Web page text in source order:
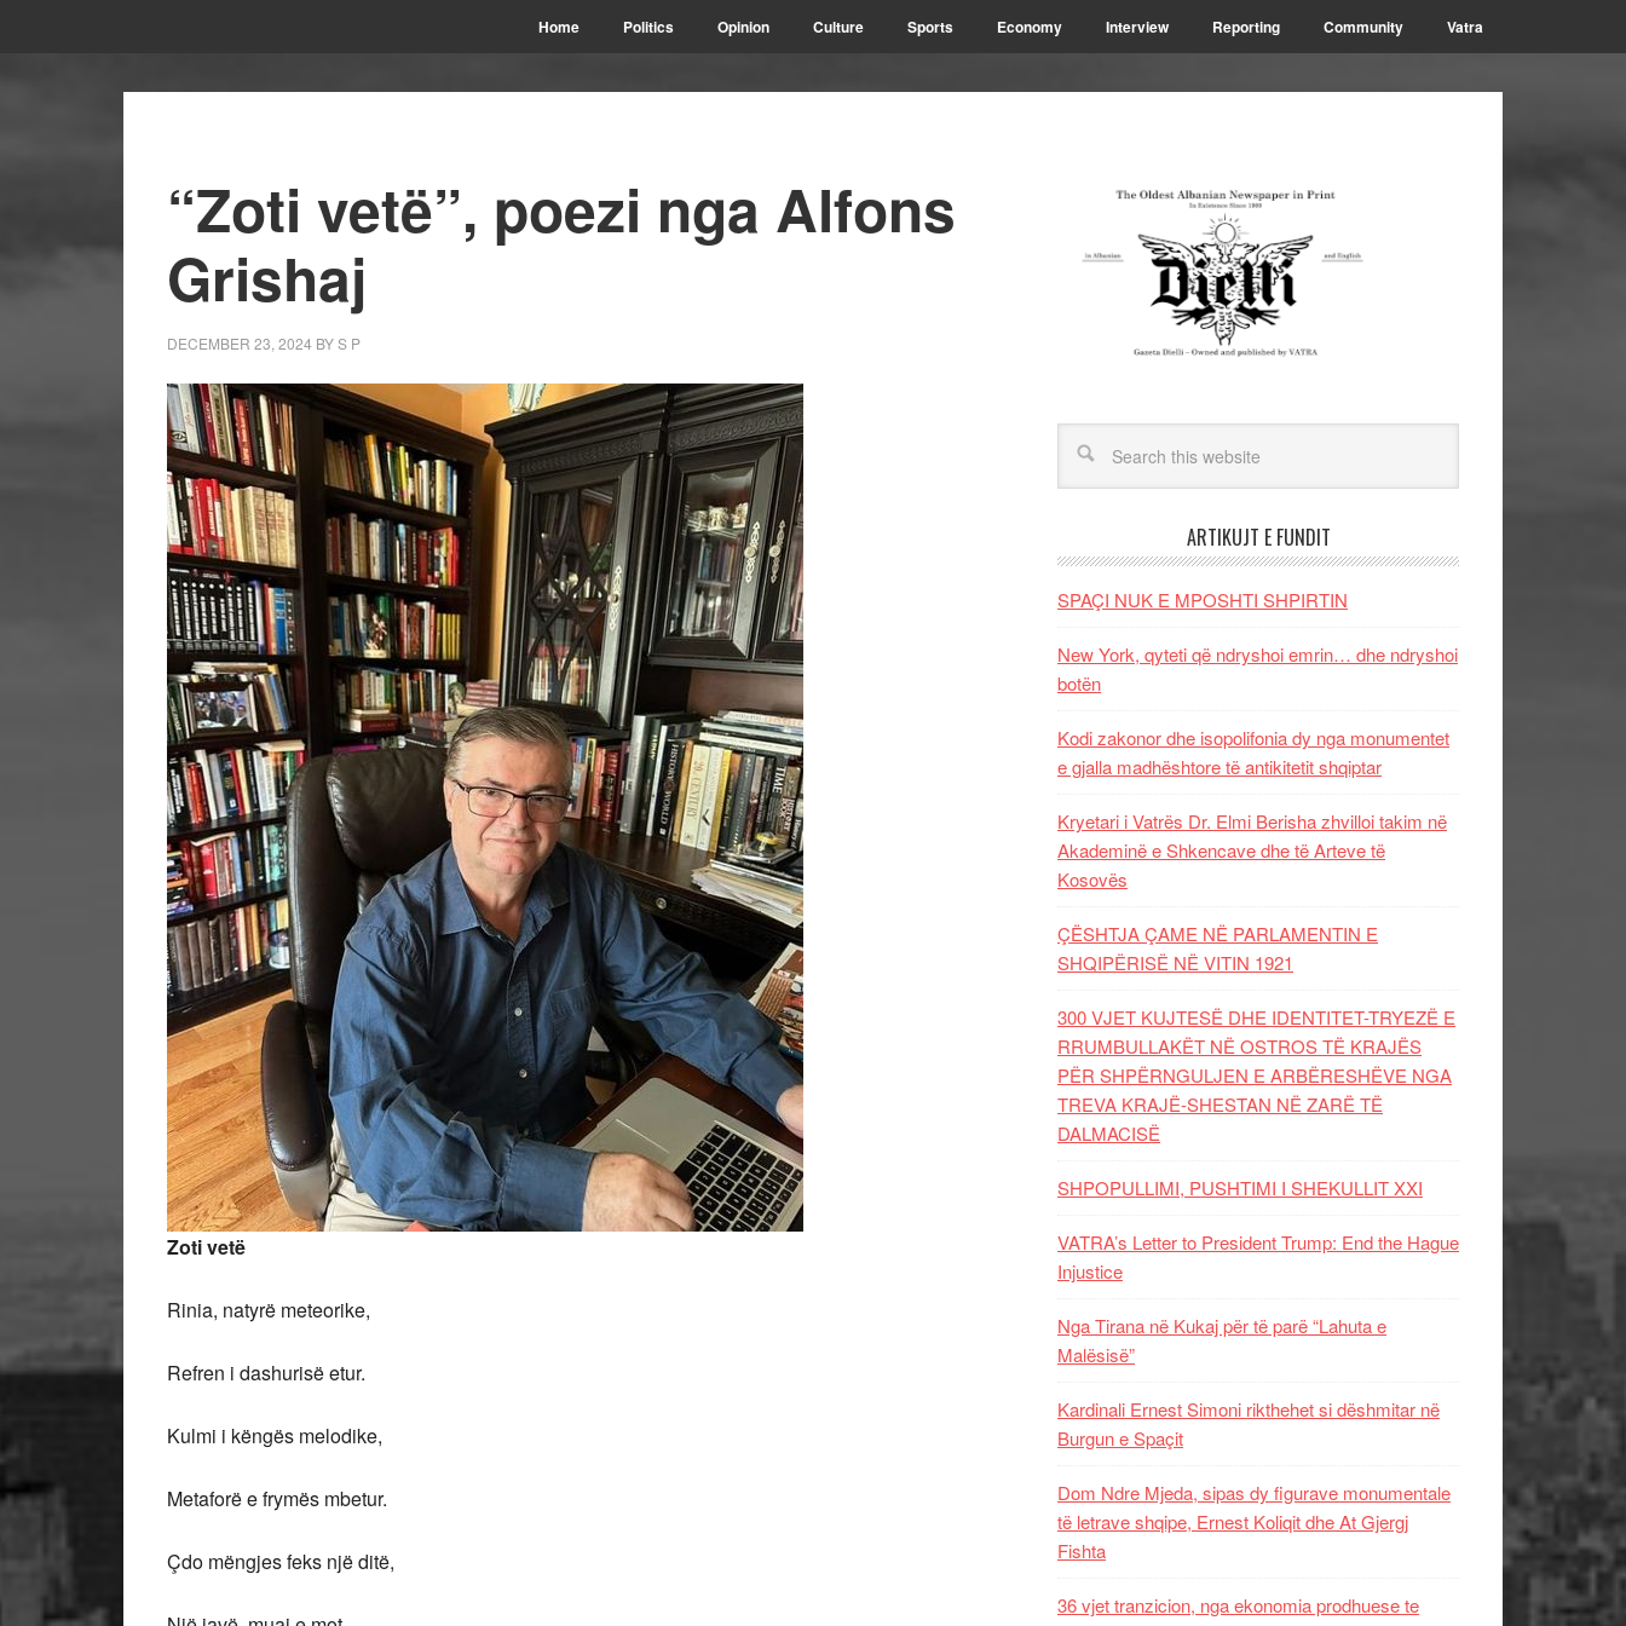
Home Politics Opinion Culture Sports Economy Interview Reporting Community Vatra
“Zoti vetë”, poezi nga Alfons
Grishaj
DECEMBER 23, 2024 BYS P
Zoti vetë
Rinia, natyrë meteorike,
Refren i dashurisë etur.
Kulmi i këngës melodike,
Metaforë e frymës mbetur.
Çdo mëngjes feks një ditë,
ARTIKUJT E FUNDIT
SPAÇI NUK E MPOSHTI SHPIRTIN
New York, qyteti që ndryshoi emrin… dhe ndryshoi
botën
Kodi zakonor dhe isopolifonia dy nga monumentet
e gjalla madhështore të antikitetit shqiptar
Kryetari i Vatrës Dr. Elmi Berisha zhvilloi takim në
Akademinë e Shkencave dhe të Arteve të
Kosovës
ÇËSHTJA ÇAME NË PARLAMENTIN E
SHQIPËRISË NË VITIN 1921
300 VJET KUJTESË DHE IDENTITET-TRYEZË E
RRUMBULLAKËT NË OSTROS TË KRAJËS
PËR SHPËRNGULJEN E ARBËRESHËVE NGA
TREVA KRAJË-SHESTAN NË ZARË TË
DALMACISË
SHPOPULLIMI, PUSHTIMI I SHEKULLIT XXI
VATRA’s Letter to President Trump: End the Hague
Injustice
Nga Tirana në Kukaj për të parë “Lahuta e
Malësisë”
Kardinali Ernest Simoni rikthehet si dëshmitar në
Burgun e Spaçit
Dom Ndre Mjeda, sipas dy figurave monumentale
të letrave shqipe, Ernest Koliqit dhe At Gjergj
Fishta
36 vjet tranzicion, nga ekonomia prodhuese te